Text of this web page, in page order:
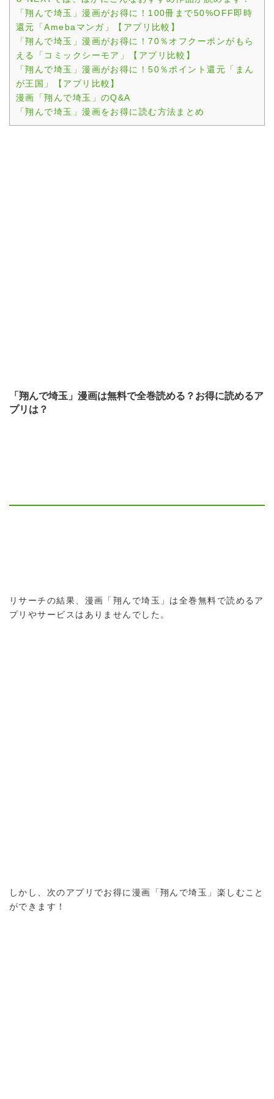
「翔んで埼玉」漫画がお得に！100冊まで50%OFF即時
還元「Amebaマンガ」【アプリ比較】
「翔んで埼玉」漫画がお得に！70％オフクーポンがもら
える「コミックシーモア」【アプリ比較】
「翔んで埼玉」漫画がお得に！50％ポイント還元「まん
が王国」【アプリ比較】
漫画「翔んで埼玉」のQ&A
「翔んで埼玉」漫画をお得に読む方法まとめ
「翔んで埼玉」漫画は無料で全巻読める？お得に読めるア
プリは？
リサーチの結果、漫画「翔んで埼玉」は全巻無料で読めるア
プリやサービスはありませんでした。
しかし、次のアプリでお得に漫画「翔んで埼玉」楽しむこと
ができます！